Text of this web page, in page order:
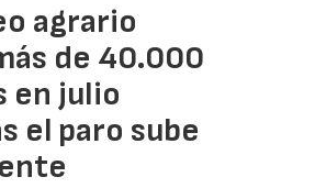
agrario
de 40.000
en julio
el paro sube